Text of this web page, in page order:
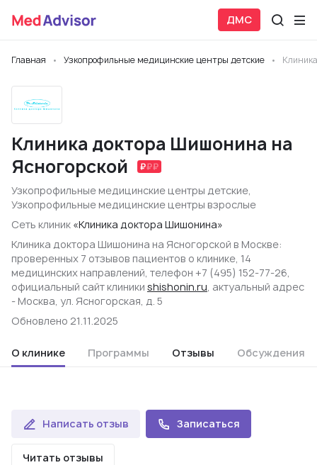
ДМС
Главная Узкопрофильные медицинские центры детские
Клиника доктора Шишонина на
Ясногорской
Узкопрофильные медицинские центры детские,
Узкопрофильные медицинские центры взрослые
Сеть клиник «Клиника доктора Шишонина»
Клиника доктора Шишонина на Ясногорской в Москве:
проверенных 7 отзывов пациентов о клинике, 14
медицинских направлений, телефон +7 (495) 152-77-26,
официальный сайт клиники shishonin.ru, актуальный адрес
- Москва, ул. Ясногорская, д. 5
Обновлено 21.11.2025
О клинике Программы Отзывы Обсуждения
Написать отзыв
Читать отзывы
Записаться